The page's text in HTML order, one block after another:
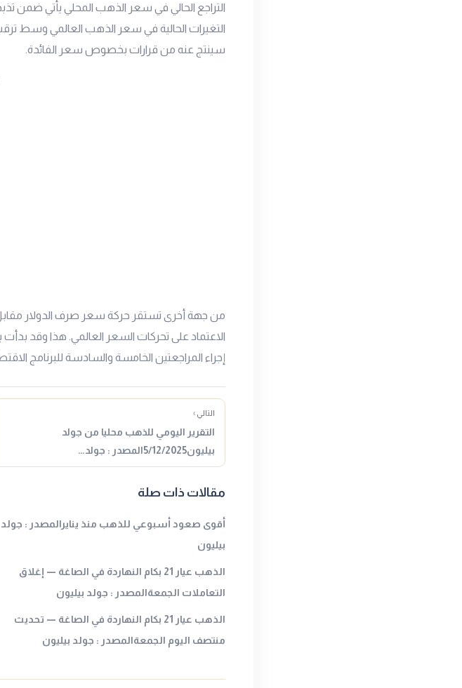
التراجع الحالي في سعر الذهب المحلي يأتي ضمن
التغيرات الحالية في سعر الذهب العالمي وسط ترقب
سينتج عنه من قرارات بخصوص سعر الفائدة.
من جهة أخرى تستقر حركة سعر صرف الدولار
الاعتماد على تحركات السعر العالمي. هذا وقد
إجراء المراجعتين الخامسة والسادسة للبرنامج الاقتصادي
التالي ›
التقرير اليومي للذهب محليا من جولد
بيليون5/12/2025المصدر : جولد…
مقالات ذات صلة
أقوى صعود أسبوعي للذهب منذ ينايرالمصدر : جولد
بيليون
الذهب عيار 21 بكام النهاردة في الصاغة — إغلاق
التعاملات الجمعةالمصدر : جولد بيليون
الذهب عيار 21 بكام النهاردة في الصاغة — تحديث
منتصف اليوم الجمعةالمصدر : جولد بيليون